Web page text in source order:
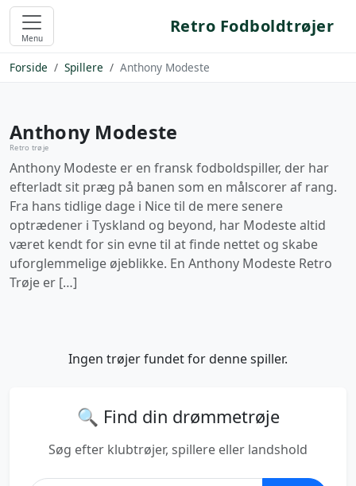
Menu
Retro Fodboldtrøjer
Forside Spillere Anthony Modeste
Anthony Modeste
Retro trøje
Anthony Modeste er en fransk fodboldspiller, der har
efterladt sit præg på banen som en målscorer af rang.
Fra hans tidlige dage i Nice til de mere senere
optrædener i Tyskland og beyond, har Modeste altid
været kendt for sin evne til at finde nettet og skabe
uforglemmelige øjeblikke. En Anthony Modeste Retro
Trøje er […]
Ingen trøjer fundet for denne spiller.
🔍 Find din drømmetrøje
Søg efter klubtrøjer, spillere eller landshold